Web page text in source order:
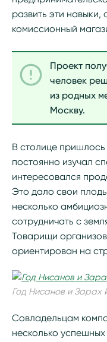
развить эти
комиссионный
Проект
человек
из родных
Москву.
В столице
постоянно изучал
интересовался
Это дало свои
несколько
сотрудничать с
Товарищи
ориентирован на
Год Нисанов и Зарах
Совладельцам
несколько